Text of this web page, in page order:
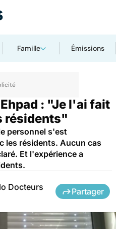
Famille Émissions
: "Je l'ai fait
résidents"
personnel s'est
les résidents. Aucun cas
Et l'expérience a
Docteurs Partager